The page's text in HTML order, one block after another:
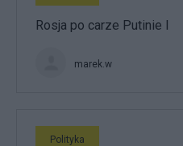
Rosja po carze Putinie I
marek.w
Polityka